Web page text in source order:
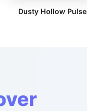
Dusty Hollow Pulse